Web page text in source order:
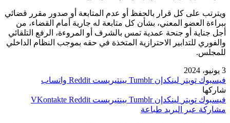
ويترتب على كل قرار بالحفظ أو عدم المتابعة أو صدور مقرر قضائي
ببراءة العضو المعني، بشأن كل متابعة له جارية أمام القضاء، من
أجل جناية أو جنحة عمدية تمس بالشرف أو المروءة، الرفع التلقائي
والفوري للتدابير الاحترازية المتخذة في حقه بموجب النظام الداخلي
للمجلس.
3 يونيو، 2024
فيسبوك تويتر لينكدإن بينتيريست
واتساب
شاركها
فيسبوك تويتر لينكدإن بينتيريست
مشاركة عبر البريد طباعة